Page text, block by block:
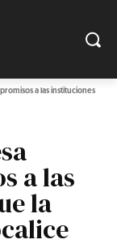
a las instituciones
a las
la